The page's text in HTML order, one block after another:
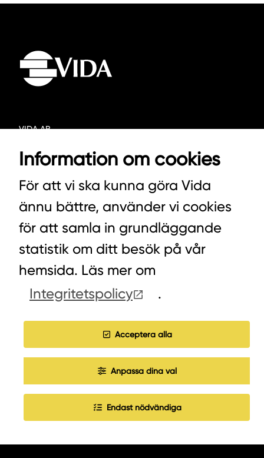
VIDA AB
BOX 100
342 21 ALVESTA
VÄXEL HUVUDKONTORET: 0472-439 00
VÄXEL PELLETS/STALLSTRÖ: 0393-216 50
HITTA INKÖPARE
COOKIES
JOBBA HOS OSS
Information om cookies
För att vi ska kunna göra Vida
ännu bättre, använder vi cookies
för att samla in grundläggande
statistik om ditt besök på vår
hemsida. Läs mer om
Integritetspolicy
.
Acceptera alla
Anpassa dina val
Endast nödvändiga